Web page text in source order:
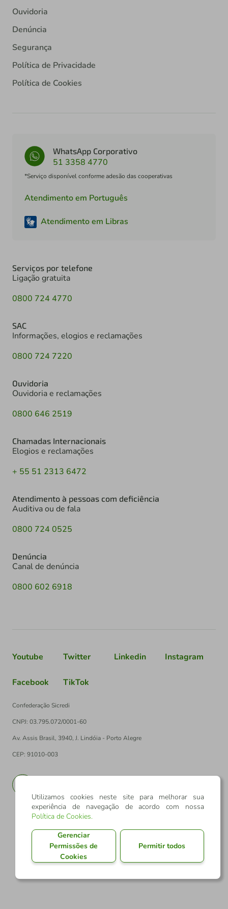
Ouvidoria
Denúncia
Segurança
Política de Privacidade
Política de Cookies
WhatsApp Corporativo
51 3358 4770
*Serviço disponível conforme adesão das cooperativas
Atendimento em Português
Atendimento em Libras
Serviços por telefone
Ligação gratuita
0800 724 4770
SAC
Informações, elogios e reclamações
0800 724 7220
Ouvidoria
Ouvidoria e reclamações
0800 646 2519
Chamadas Internacionais
Elogios e reclamações
+ 55 51 2313 6472
Atendimento à pessoas com deficiência
Auditiva ou de fala
0800 724 0525
Denúncia
Canal de denúncia
0800 602 6918
Youtube Twitter Linkedin Instagram
Facebook TikTok
Confederação Sicredi
CNPJ: 03.795.072/0001-60
Av. Assis Brasil, 3940, J. Lindóia - Porto Alegre
CEP: 91010-003
Utilizamos cookies neste site para melhorar sua
experiência de navegação de acordo com nossa
Política de Cookies.
Gerenciar
Permissões de
Cookies
Permitir todos